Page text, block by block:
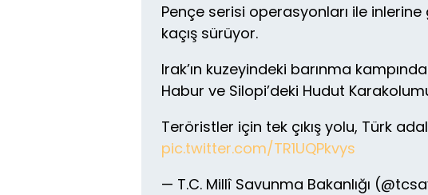
Pençe serisi operasyonları ile
kaçış sürüyor.
Irak’ın kuzeyindeki barınma
Habur ve Silopi’deki Hudut
Teröristler için tek çıkış yolu, Türk
pic.twitter.com/TR1UQPkvys
— T.C. Millî Savunma Bakanlığı